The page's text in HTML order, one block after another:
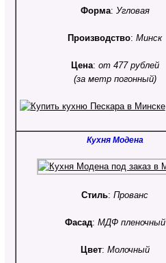
Форма: Угловая
Производство:Минск
Цена: от 477 рублей
(за метр погонный)
Кухня Модена
Стиль:Прованс
Фасад: МДФ пленочный
Цвет: Молочный